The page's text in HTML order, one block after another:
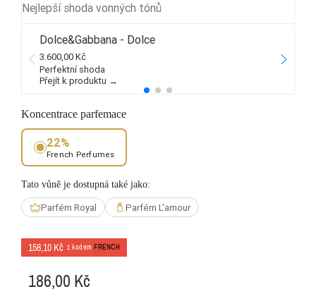
Nejlepší shoda vonných tónů
Dolce&Gabbana - Dolce
3.600,00 Kč
Perfektní shoda
Přejít k produktu →
Koncentrace parfemace
22%
French Perfumes
Tato vůně je dostupná také jako:
Parfém Royal Parfém L'amour
158,10 Kč z kodem FRENCH
186,00 Kč